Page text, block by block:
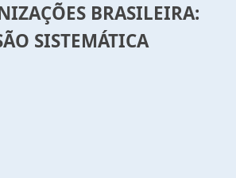
BRASILEIRA:
SISTEMÁTICA